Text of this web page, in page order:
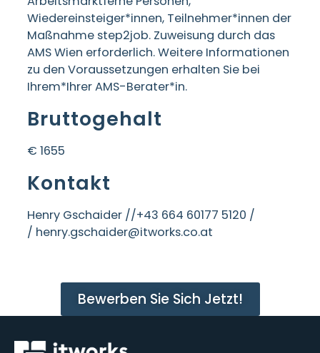
Wiedereinsteiger*innen, Teilnehmer*innen der
Maßnahme step2job. Zuweisung durch das
AMS Wien erforderlich. Weitere Informationen
zu den Voraussetzungen erhalten Sie bei
Ihrem*Ihrer AMS-Berater*in.
Bruttogehalt
€ 1655
Kontakt
Henry Gschaider //+43 664 60177 5120 /
/ henry.gschaider@itworks.co.at
Bewerben Sie Sich Jetzt!